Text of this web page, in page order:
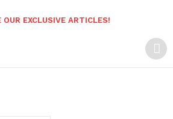
OUR EXCLUSIVE ARTICLES!